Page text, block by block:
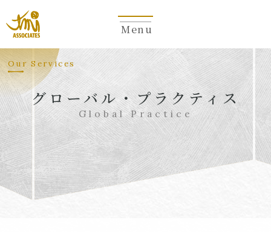
Menu
Our Services
グローバル・プラクティス
Global Practice